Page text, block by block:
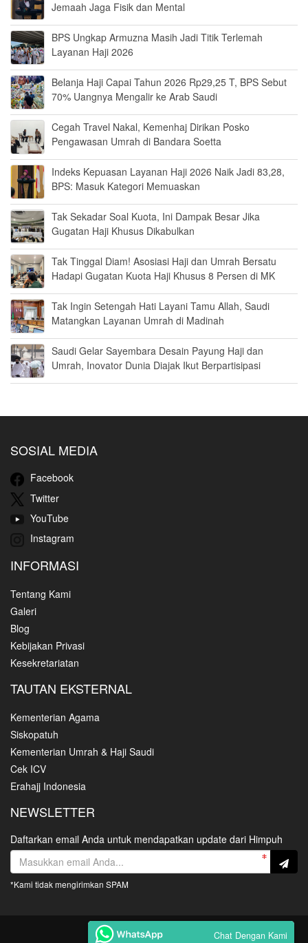
Jemaah Jaga Fisik dan Mental
BPS Ungkap Armuzna Masih Jadi Titik Terlemah
Layanan Haji 2026
Belanja Haji Capai Tahun 2026 Rp29,25 T, BPS Sebut
70% Uangnya Mengalir ke Arab Saudi
Cegah Travel Nakal, Kemenhaj Dirikan Posko
Pengawasan Umrah di Bandara Soetta
Indeks Kepuasan Layanan Haji 2026 Naik Jadi 83,28,
BPS: Masuk Kategori Memuaskan
Tak Sekadar Soal Kuota, Ini Dampak Besar Jika
Gugatan Haji Khusus Dikabulkan
Tak Tinggal Diam! Asosiasi Haji dan Umrah Bersatu
Hadapi Gugatan Kuota Haji Khusus 8 Persen di MK
Tak Ingin Setengah Hati Layani Tamu Allah, Saudi
Matangkan Layanan Umrah di Madinah
Saudi Gelar Sayembara Desain Payung Haji dan
Umrah, Inovator Dunia Diajak Ikut Berpartisipasi
SOSIAL MEDIA
Facebook
Twitter
YouTube
Instagram
INFORMASI
Tentang Kami
Galeri
Blog
Kebijakan Privasi
Kesekretariatan
TAUTAN EKSTERNAL
Kementerian Agama
Siskopatuh
Kementerian Umrah & Haji Saudi
Cek ICV
Erahajj Indonesia
NEWSLETTER
Daftarkan email Anda untuk mendapatkan update dari Himpuh
*Kami tidak mengirimkan SPAM
Copyright HIMPUH © 2021 Chat Dengan Kami